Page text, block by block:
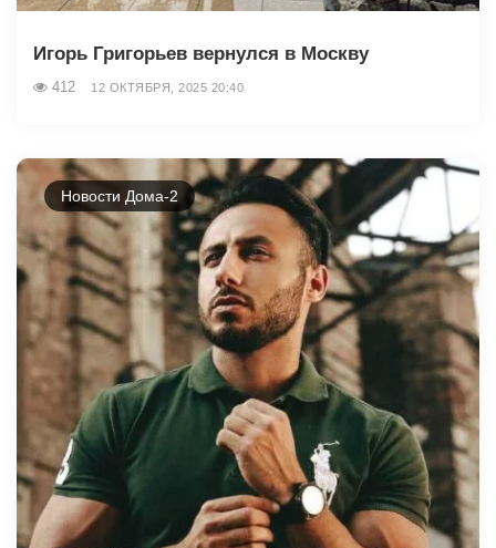
Игорь Григорьев вернулся в Москву
412 12 ОКТЯБРЯ, 2025 20:40
Новости Дома-2